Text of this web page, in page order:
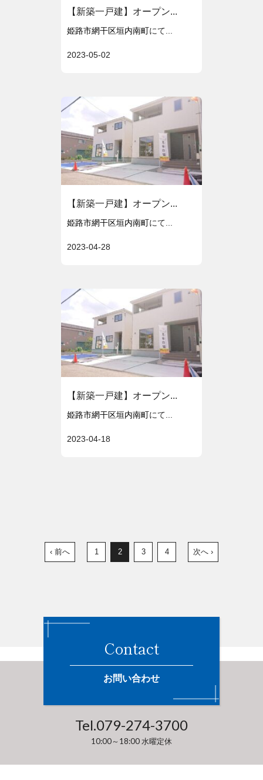
【新築一戸建】オープン...
姫路市網干区垣内南町にて...
2023-05-02
【新築一戸建】オープン...
姫路市網干区垣内南町にて...
2023-04-28
【新築一戸建】オープン...
姫路市網干区垣内南町にて...
2023-04-18
‹ 前へ 1 2 3 4 次へ ›
Contact
お問い合わせ
Tel.079-274-3700
10:00～18:00 水曜定休